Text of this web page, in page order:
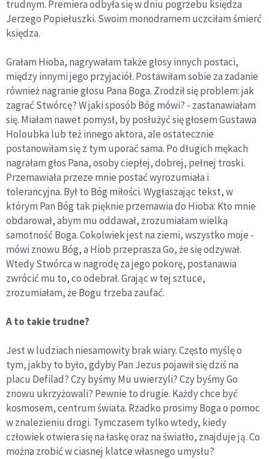
trudnym. Premiera odbyła się w dniu pogrzebu księdza
Jerzego Popiełuszki. Swoim monodramem uczciłam śmierć
księdza.
Grałam Hioba, nagrywałam także głosy innych postaci,
między innymi jego przyjaciół. Postawiłam sobie za zadanie
również nagranie głosu Pana Boga. Zrodził się problem: jak
zagrać Stwórcę? W jaki sposób Bóg mówi? - zastanawiałam
się. Miałam nawet pomysł, by posłużyć się głosem Gustawa
Holoubka lub też innego aktora, ale ostatecznie
postanowiłam się z tym uporać sama. Po długich mękach
nagrałam głos Pana, osoby ciepłej, dobrej, pełnej troski.
Przemawiała przeze mnie postać wyrozumiała i
tolerancyjna. Był to Bóg miłości. Wygłaszając tekst, w
którym Pan Bóg tak pięknie przemawia do Hioba: Kto mnie
obdarował, abym mu oddawał, zrozumiałam wielką
samotność Boga. Cokolwiek jest na ziemi, wszystko moje -
mówi znowu Bóg, a Hiob przeprasza Go, że się odzywał.
Wtedy Stwórca w nagrodę za jego pokorę, postanawia
zwrócić mu to, co odebrał. Grając w tej sztuce,
zrozumiałam, że Bogu trzeba zaufać.
A to takie trudne?
Jest w ludziach niesamowity brak wiary. Często myślę o
tym, jakby to było, gdyby Pan Jezus pojawił się dziś na
placu Defilad? Czy byśmy Mu uwierzyli? Czy byśmy Go
znowu ukrzyżowali? Pewnie to drugie. Każdy chce być
kosmosem, centrum świata. Rzadko prosimy Boga o pomoc
w znalezieniu drogi. Tymczasem tylko wtedy, kiedy
człowiek otwiera się na łaskę oraz na światło, znajduje ją. Co
można zrobić w ciasnej klatce własnego umysłu?